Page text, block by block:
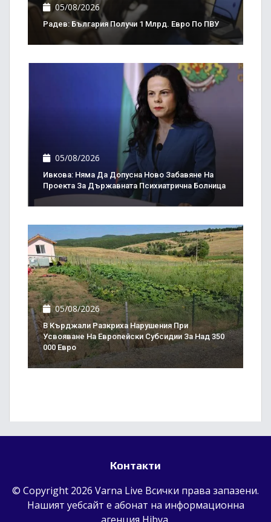
05/08/2026
Радев: България Получи 1 Млрд. Евро По ПВУ
05/08/2026
Ивкова: Няма Да Допусна Ново Забавяне На
Проекта За Държавната Психиатрична Болница
05/08/2026
В Кърджали Разкриха Нарушения При
Усвояване На Европейски Субсидии За Над 350
000 Евро
Контакти
© Copyright 2026 Varna Live Всички права запазени.
Нашият уебсайт е абонат на информационна